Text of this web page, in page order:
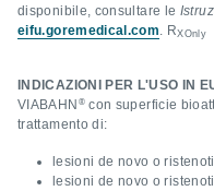
disponibile, consultare le
eifu.goremedical.com. RXOnly
INDICAZIONI PER L'USO IN
VIABAHN ®con superficie
trattamento di:
lesioni de novo o
lesioni de novo o